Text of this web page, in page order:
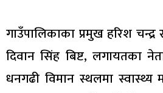
गाउँपालिकाका प्रमुख हरिश
दिवान सिंह बिष्ट, लगायतका
धनगढी विमान स्थलमा स्वास्थ्य